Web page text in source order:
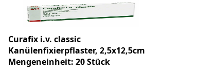
Curafix i.v. classic
Kanülenfixierpflaster, 2,5x12,5cm
Mengeneinheit: 20 Stück